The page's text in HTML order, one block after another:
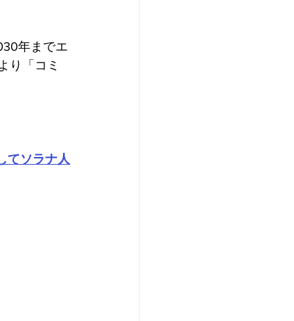
年までエ
り「コミ
てソラナ人